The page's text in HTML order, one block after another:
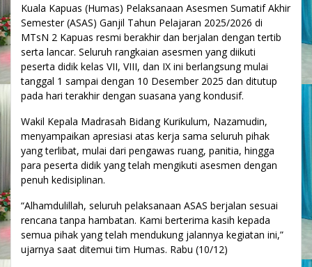
Kuala Kapuas (Humas) Pelaksanaan Asesmen Sumatif Akhir
Semester (ASAS) Ganjil Tahun Pelajaran 2025/2026 di
MTsN 2 Kapuas resmi berakhir dan berjalan dengan tertib
serta lancar. Seluruh rangkaian asesmen yang diikuti
peserta didik kelas VII, VIII, dan IX ini berlangsung mulai
tanggal 1 sampai dengan 10 Desember 2025 dan ditutup
pada hari terakhir dengan suasana yang kondusif.
Wakil Kepala Madrasah Bidang Kurikulum, Nazamudin,
menyampaikan apresiasi atas kerja sama seluruh pihak
yang terlibat, mulai dari pengawas ruang, panitia, hingga
para peserta didik yang telah mengikuti asesmen dengan
penuh kedisiplinan.
“Alhamdulillah, seluruh pelaksanaan ASAS berjalan sesuai
rencana tanpa hambatan. Kami berterima kasih kepada
semua pihak yang telah mendukung jalannya kegiatan ini,”
ujarnya saat ditemui tim Humas. Rabu (10/12)